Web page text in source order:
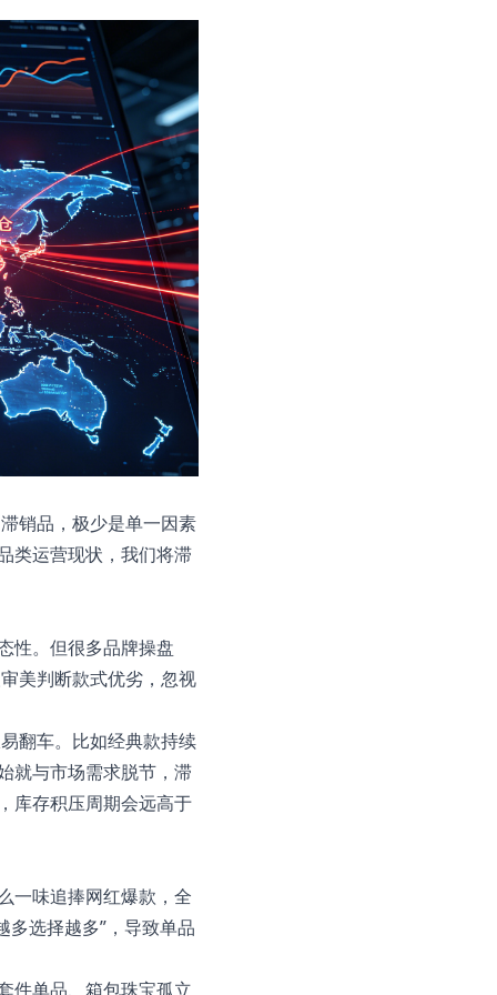
销品，极少是单一因素
类运营现状，我们将滞
性。但很多品牌操盘
美判断款式优劣，忽视
翻车。比如经典款持续
就与市场需求脱节，滞
库存积压周期会远高于
一味追捧网红爆款，全
多选择越多”，导致单品
件单品、箱包珠宝孤立